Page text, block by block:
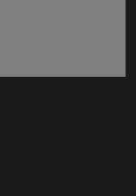
nueva ventana)
nueva ventana)